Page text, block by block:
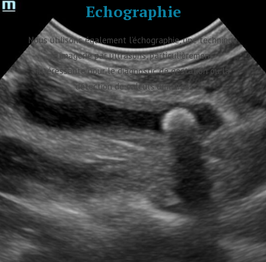
Echographie
Nous utilisons également l’échographie, une technique
d’imagerie par ultrasons, particulièrement
intéressante pour le diagnostic de gestation ou la
détection de calculs urinaires.